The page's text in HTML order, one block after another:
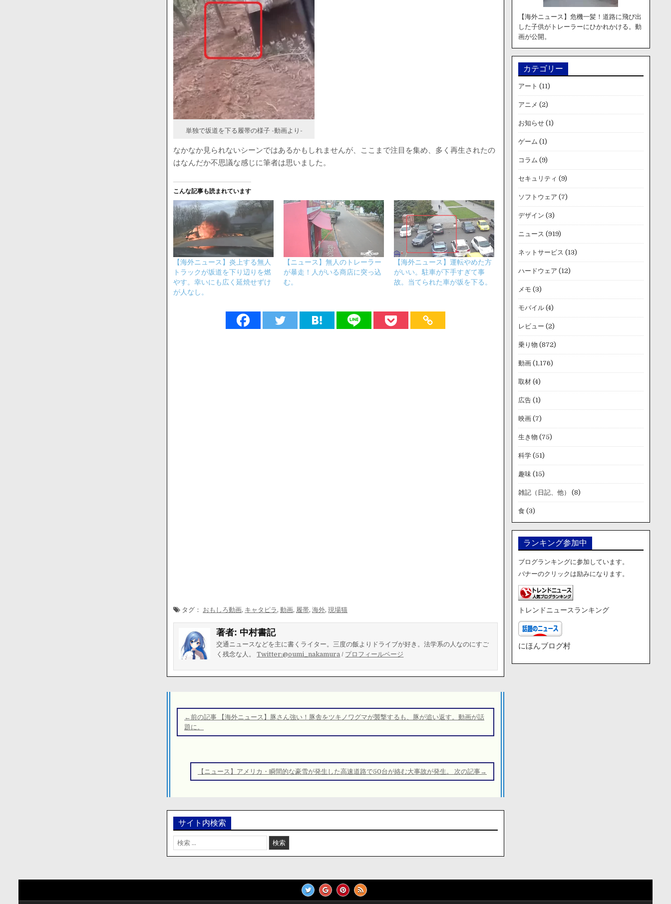
単独で坂道を下る履帯の様子 -動画より-
なかなか見られないシーンではあるかもしれませんが、ここまで注目を集め、多く再生されたの
はなんだか不思議な感じに筆者は思いました。
こんな記事も読まれています
【海外ニュース】炎上する無人
トラックが坂道を下り辺りを燃
やす。幸いにも広く延焼せずけ
が人なし。
【ニュース】無人のトレーラー
が暴走！人がいる商店に突っ込
む。
【海外ニュース】運転やめた方
がいい。駐車が下手すぎて事
故。当てられた車が坂を下る。
タグ： おもしろ動画, キャタピラ ,動画, 履帯,海外,現場猫
著者: 中村書記
交通ニュースなどを主に書くライター。三度の飯よりドライブが好き。法学系の人なのにすご
く残念な人。Twitter:@oumi_nakamura / プロフィールページ
稿
ナ
シ
ン
←前の記事 【海外ニュース】豚さん強い！豚舎をツキノワグマが襲撃するも、豚が追い返す。動画が話
題に。
【ニュース】アメリカ・瞬間的な豪雪が発生した高速道路で50台が絡む大事故が発生。 次の記事→
サイト内検索
検
索:
【海外ニュース】危機一髪！道路に飛び出
した子供がトレーラーにひかれかける。動
画が公開。
カテゴリー
アート (11)
アニメ (2)
お知らせ(1)
ゲーム (1)
コラム (9)
セキュリティ (9)
ソフトウェア (7)
デザイン (3)
ニュース (919)
ネットサービス (13)
ハードウェア (12)
メモ (3)
モバイル(4)
レビュー (2)
乗り物 (872)
動画(1,176)
取材(4)
広告(1)
映画(7)
生き物 (75)
科学(51)
趣味(15)
雑記（日記、他） (8)
食 (3)
ランキング参加中
ブログランキングに参加しています。
バナーのクリックは励みになります。
トレンドニュースランキング
にほんブログ村